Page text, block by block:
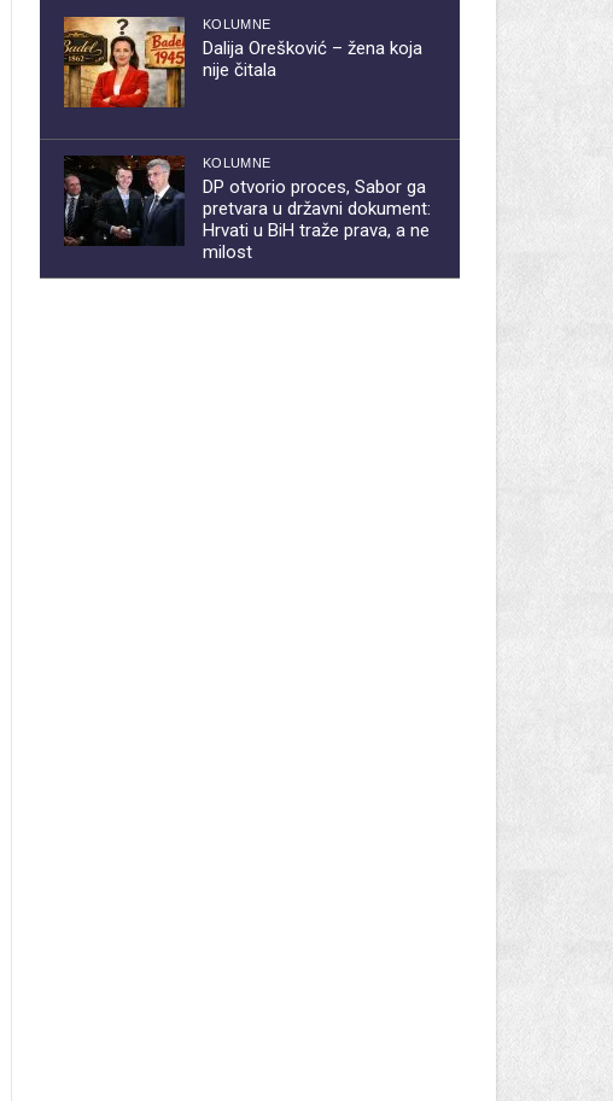
KOLUMNE
Dalija Orešković – žena koja
nije čitala
KOLUMNE
DP otvorio proces, Sabor ga
pretvara u državni dokument:
Hrvati u BiH traže prava, a ne
milost